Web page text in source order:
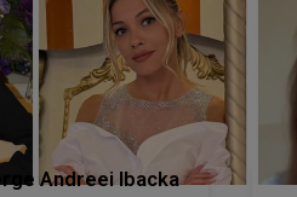
Andreei Ibacka